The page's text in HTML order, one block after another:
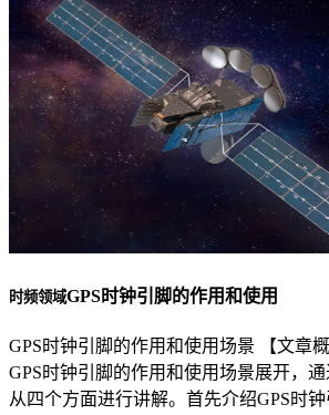
时频领域GPS时钟引脚的作用和使用
GPS时钟引脚的作用和使用场景 【文章
GPS时钟引脚的作用和使用场景展开，
从四个方面进行讲解。首先介绍GPS时